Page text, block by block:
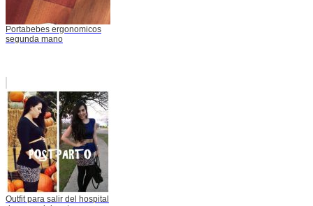
Portabebes ergonomicos
segunda mano
Outfit para salir del hospital